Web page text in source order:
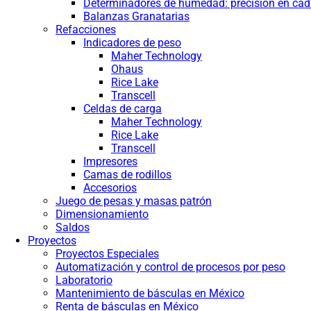
Determinadores de humedad: precisión en
Balanzas Granatarias
Refacciones
Indicadores de peso
Maher Technology
Ohaus
Rice Lake
Transcell
Celdas de carga
Maher Technology
Rice Lake
Transcell
Impresores
Camas de rodillos
Accesorios
Juego de pesas y masas patrón
Dimensionamiento
Saldos
Proyectos
Proyectos Especiales
Automatización y control de procesos por peso
Laboratorio
Mantenimiento de básculas en México
Renta de básculas en México